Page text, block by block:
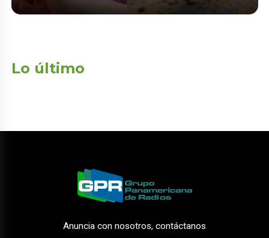
Lo último
Anuncia con nosotros, contáctanos